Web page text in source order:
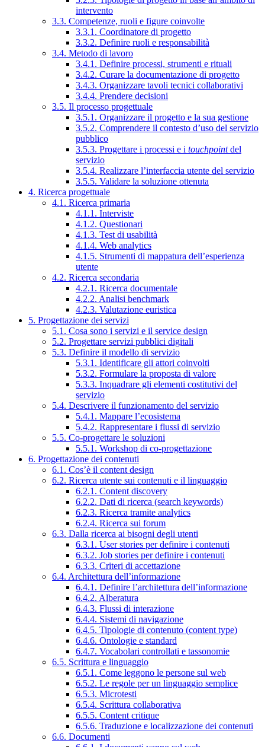
intervento
3.3. Competenze, ruoli e figure coinvolte
3.3.1. Coordinatore di progetto
3.3.2. Definire ruoli e responsabilità
3.4. Metodo di lavoro
3.4.1. Definire processi, strumenti e rituali
3.4.2. Curare la documentazione di progetto
3.4.3. Organizzare tavoli tecnici collaborativi
3.4.4. Prendere decisioni
3.5. Il processo progettuale
3.5.1. Organizzare il progetto e la sua gestione
3.5.2. Comprendere il contesto d’uso del servizio
pubblico
3.5.3. Progettare i processi e i touchpointdel
servizio
3.5.4. Realizzare l’interfaccia utente del servizio
3.5.5. Validare la soluzione ottenuta
4. Ricerca progettuale
4.1. Ricerca primaria
4.1.1. Interviste
4.1.2. Questionari
4.1.3. Test di usabilità
4.1.4. Web analytics
4.1.5. Strumenti di mappatura dell’esperienza
utente
4.2. Ricerca secondaria
4.2.1. Ricerca documentale
4.2.2. Analisi benchmark
4.2.3. Valutazione euristica
5. Progettazione dei servizi
5.1. Cosa sono i servizi e il service design
5.2. Progettare servizi pubblici digitali
5.3. Definire il modello di servizio
5.3.1. Identificare gli attori coinvolti
5.3.2. Formulare la proposta di valore
5.3.3. Inquadrare gli elementi costitutivi del
servizio
5.4. Descrivere il funzionamento del servizio
5.4.1. Mappare l’ecosistema
5.4.2. Rappresentare i flussi di servizio
5.5. Co-progettare le soluzioni
5.5.1. Workshop di co-progettazione
6. Progettazione dei contenuti
6.1. Cos’è il content design
6.2. Ricerca utente sui contenuti e il linguaggio
6.2.1. Content discovery
6.2.2. Dati di ricerca (search keywords)
6.2.3. Ricerca tramite analytics
6.2.4. Ricerca sui forum
6.3. Dalla ricerca ai bisogni degli utenti
6.3.1. User stories per definire i contenuti
6.3.2. Job stories per definire i contenuti
6.3.3. Criteri di accettazione
6.4. Architettura dell’informazione
6.4.1. Definire l’architettura dell’informazione
6.4.2. Alberatura
6.4.3. Flussi di interazione
6.4.4. Sistemi di navigazione
6.4.5. Tipologie di contenuto (content type)
6.4.6. Ontologie e standard
6.4.7. Vocabolari controllati e tassonomie
6.5. Scrittura e linguaggio
6.5.1. Come leggono le persone sul web
6.5.2. Le regole per un linguaggio semplice
6.5.3. Microtesti
6.5.4. Scrittura collaborativa
6.5.5. Content critique
6.5.6. Traduzione e localizzazione dei contenuti
6.6. Documenti